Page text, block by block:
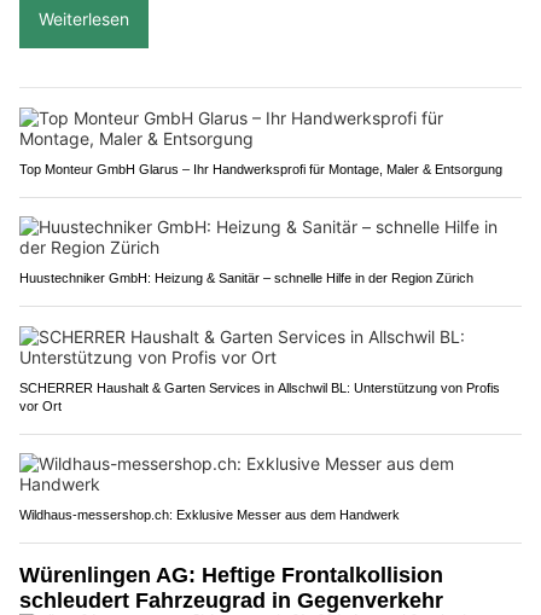
Weiterlesen
Top Monteur GmbH Glarus – Ihr Handwerksprofi für Montage, Maler & Entsorgung
Huustechniker GmbH: Heizung & Sanitär – schnelle Hilfe in der Region Zürich
SCHERRER Haushalt & Garten Services in Allschwil BL: Unterstützung von Profis
vor Ort
Wildhaus-messershop.ch: Exklusive Messer aus dem Handwerk
Würenlingen AG: Heftige Frontalkollision
schleudert Fahrzeugrad in Gegenverkehr